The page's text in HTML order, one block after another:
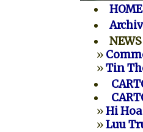
HOME
NEWS
»
»Tin
»Hi Hoa
»Luu